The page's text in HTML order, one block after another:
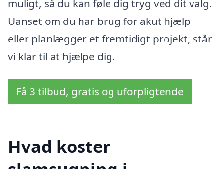
muligt, så du kan føle dig tryg ved dit valg.
Uanset om du har brug for akut hjælp
eller planlægger et fremtidigt projekt, står
vi klar til at hjælpe dig.
Få 3 tilbud, gratis og uforpligtende
Hvad koster